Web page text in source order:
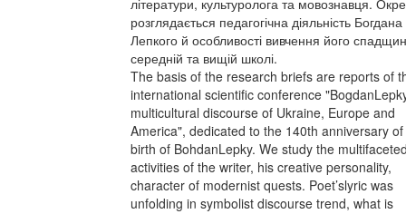
літератури, культуролога та мовознавця.
розглядається педагогічна діяльність Богдана
Лепкого й особливості вивчення його
середній та вищій школі.
The basis of the research briefs are reports of
international scientific conference
multicultural discourse of Ukraine, Europe and
America", dedicated to the 140th anniversary
birth of BohdanLepky. We study the
activities of the writer, his creative personality,
character of modernist quests. Poet’slyric was
unfolding in symbolist discourse trend, what is